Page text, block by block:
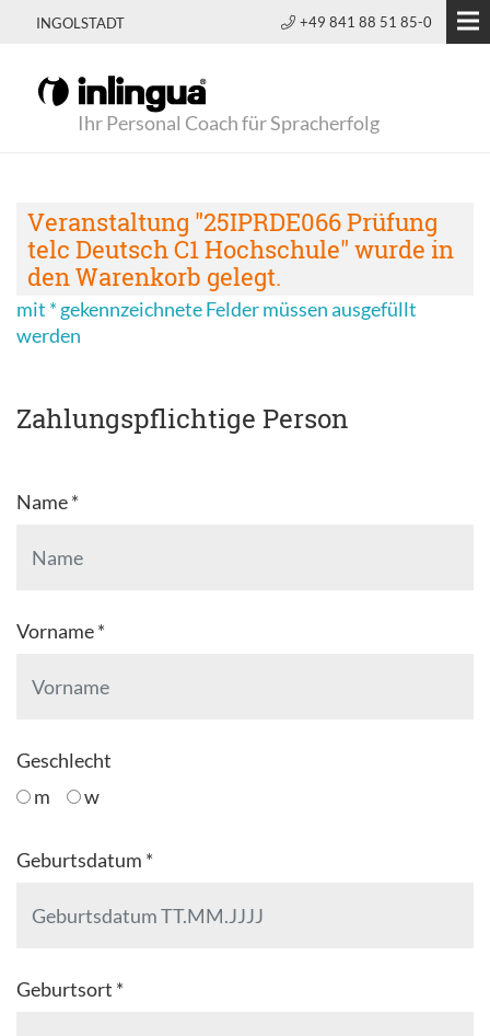
INGOLSTADT +49 841 88 51 85-0
Ihr Personal Coach für Spracherfolg
Veranstaltung "25IPRDE066 Prüfung
telc Deutsch C1 Hochschule" wurde in
den Warenkorb gelegt.
mit * gekennzeichnete Felder müssen ausgefüllt
werden
Zahlungspflichtige Person
Name *
Vorname *
Geschlecht
m
w
Geburtsdatum *
Geburtsort *